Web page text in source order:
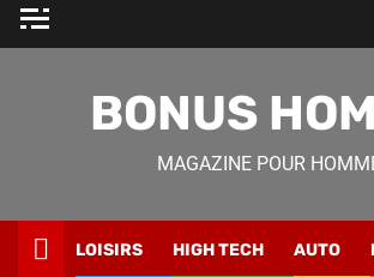
Skip
BONUS
MAGAZINE POUR
LOISIRS HIGH TECH AUTO